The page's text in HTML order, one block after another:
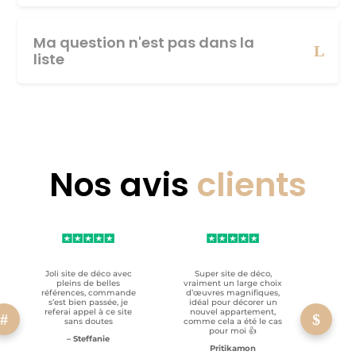
Ma question n'est pas dans la
liste
Nos avis clients
Joli site de déco avec
pleins de belles
références, commande
s’est bien passée, je
referai appel à ce site
sans doutes
– Steffanie
Super site de déco,
vraiment un large choix
d’œuvres magnifiques,
idéal pour décorer un
nouvel appartement,
comme cela a été le cas
pour moi 👍
Pritikamon